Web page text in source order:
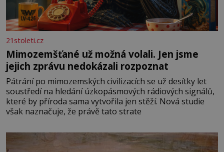
21stoleti.cz
Mimozemšťané už možná volali. Jen jsme
jejich zprávu nedokázali rozpoznat
Pátrání po mimozemských civilizacích se už desítky let
soustředí na hledání úzkopásmových rádiových signálů,
které by příroda sama vytvořila jen stěží. Nová studie
však naznačuje, že právě tato strate